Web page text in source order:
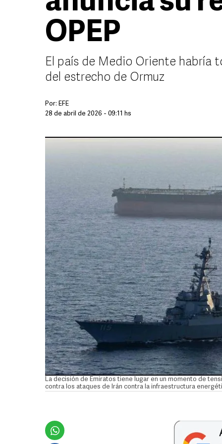
OPEP
El país de Medio Oriente habría
del estrecho de Ormuz
Por: EFE
28 de abril de 2026 - 09:11 hs
La decisión de Emiratos tiene lugar en un momento de
contra los ataques de Irán contra la infraestructura